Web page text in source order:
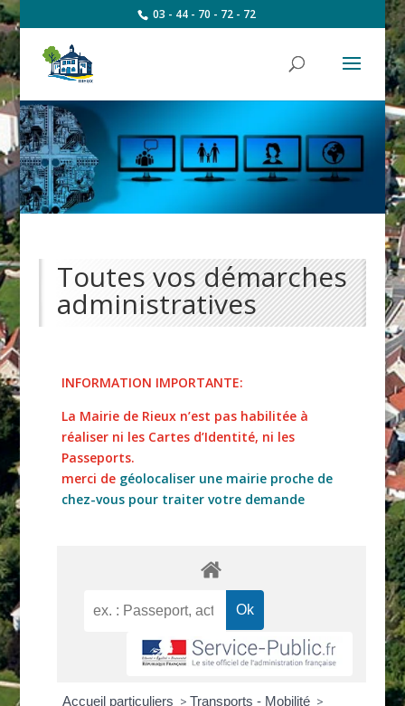
03 - 44 - 70 - 72 - 72
Toutes vos démarches
administratives
INFORMATION IMPORTANTE:
La Mairie de Rieux n’est pas habilitée à
réaliser ni les Cartes d’Identité, ni les
Passeports.
merci de géolocaliser une mairie proche de
chez-vous pour traiter votre demande
Accueil particuliers > Transports - Mobilité >